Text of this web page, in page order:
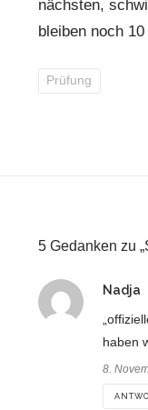
nächsten,
bleiben noch
Prüfung
5 Gedanken zu
Nadja
haben
8.